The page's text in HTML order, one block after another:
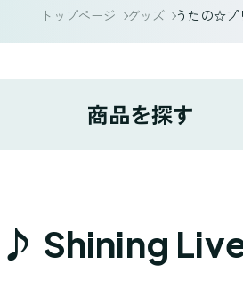
トップページ グッズ うたの☆プ
商品を探す
Shining